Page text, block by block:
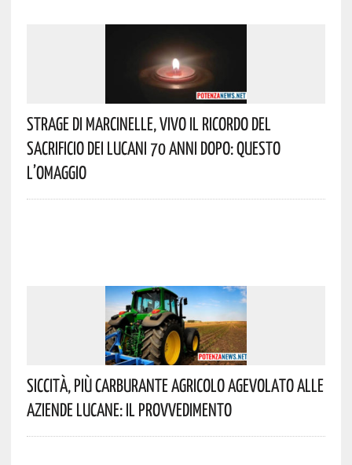
Strage Di Marcinelle, Vivo Il Ricordo Del
Sacrificio Dei Lucani 70 Anni Dopo: Questo
L’omaggio
Siccità, Più Carburante Agricolo Agevolato Alle
Aziende Lucane: Il Provvedimento